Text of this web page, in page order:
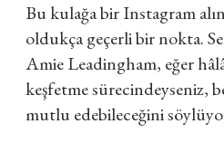
Bu kulağa bir Instagram
oldukça geçerli bir nokta.
Amie Leadingham, eğer
keşfetme sürecindeyseniz,
mutlu edebileceğini